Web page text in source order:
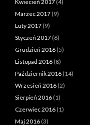
Kwiecień 2017 (4)
Marzec 2017 (9)
Luty 2017 (9)
Styczeń 2017 (6)
Grudzień 2016 (5)
Listopad 2016 (8)
Październik 2016 (14)
Wrzesień 2016 (2)
Sierpień 2016 (1)
Czerwiec 2016 (1)
Maj 2016 (3)